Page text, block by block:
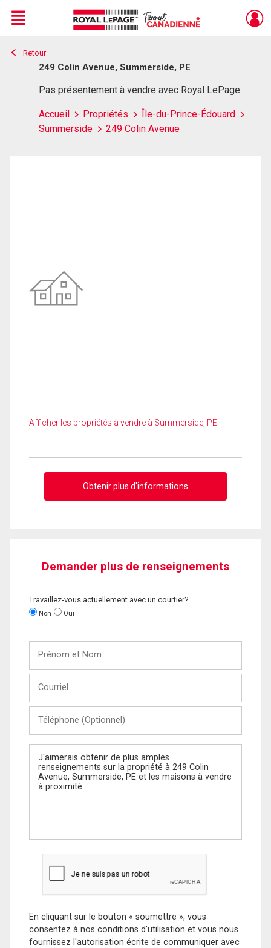
Live
En Direct
Menu
Retour
249 Colin Avenue, Summerside, PE
Pas présentement à vendre avec Royal LePage
Accueil Propriétés
Île-du-Prince-Édouard
Summerside
249 Colin Avenue
Afficher les propriétés à vendre à Summerside, PE
Obtenir plus d'informations
Demander plus de renseignements
Travaillez-vous actuellement avec un courtier?
Non Oui
Nom
(Optionnel)
Message
En cliquant sur le bouton « soumettre », vous
consentez à nos conditions d'utilisation et vous nous
fournissez l'autorisation écrite de communiquer avec